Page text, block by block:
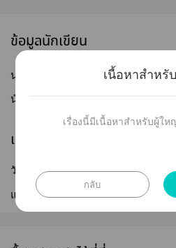
ข้อมูลนักเขียน
นามปากกา : Lantana/Pakakrong
นักเขียน :Lantana-Pakakrong
เผยแพร่
วันที่เผยแพร่ :12 ต.ค. 2562
แก้ไขล่าสุด :13 ต.ค. 2562
เนื้อหาสำหรั
เรื่องนี้มีเนื้อหาสำหรับผู้ใ
กลับ